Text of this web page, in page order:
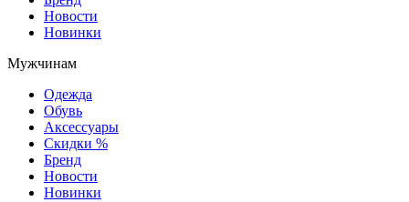
Новости
Новинки
Мужчинам
Одежда
Обувь
Аксессуары
Скидки %
Бренд
Новости
Новинки